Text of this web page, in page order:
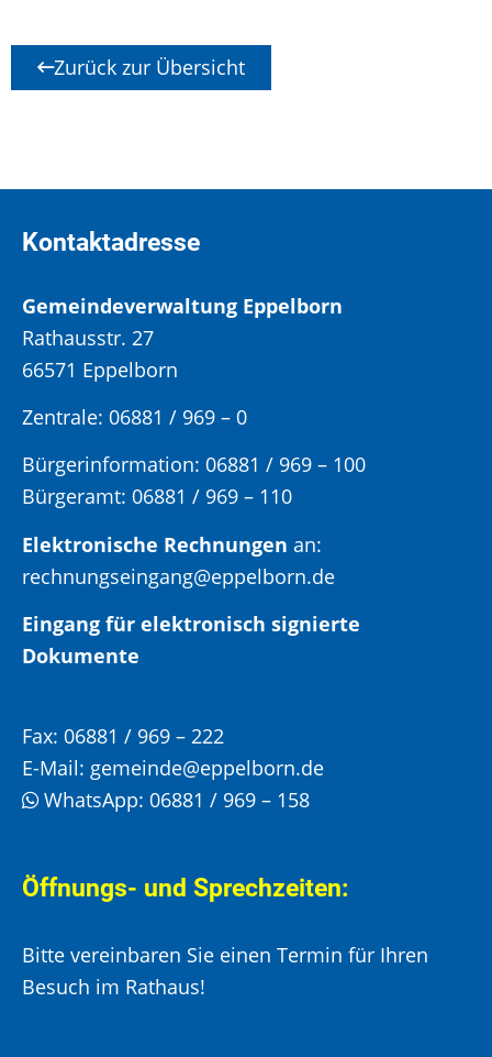
Zurück zur Übersicht
Kontaktadresse
Gemeindeverwaltung Eppelborn
Rathausstr. 27
66571 Eppelborn
Zentrale: 06881 / 969 – 0
Bürgerinformation: 06881 / 969 – 100
Bürgeramt: 06881 / 969 – 110
Elektronische Rechnungen an:
rechnungseingang@eppelborn.de
Eingang für elektronisch signierte
Dokumente
Fax: 06881 / 969 – 222
E-Mail: gemeinde@eppelborn.de
WhatsApp: 06881 / 969 – 158
Öffnungs- und Sprechzeiten:
Bitte vereinbaren Sie einen Termin für Ihren
Besuch im Rathaus!